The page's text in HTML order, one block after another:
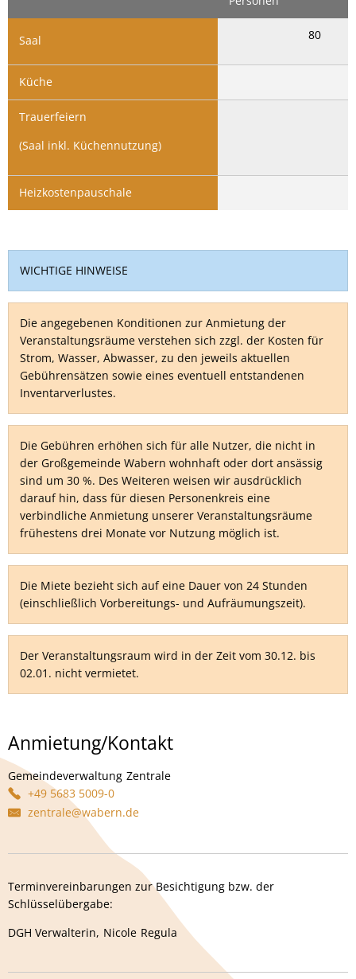
Saal 80
Küche
Trauerfeiern
(Saal inkl. Küchennutzung)
Heizkostenpauschale
WICHTIGE HINWEISE
Die angegebenen Konditionen zur Anmietung der
Veranstaltungsräume verstehen sich zzgl. der Kosten für
Strom, Wasser, Abwasser, zu den jeweils aktuellen
Gebührensätzen sowie eines eventuell entstandenen
Inventarverlustes.
Die Gebühren erhöhen sich für alle Nutzer, die nicht in
der Großgemeinde Wabern wohnhaft oder dort ansässig
sind um 30 %. Des Weiteren weisen wir ausdrücklich
darauf hin, dass für diesen Personenkreis eine
verbindliche Anmietung unserer Veranstaltungsräume
frühestens drei Monate vor Nutzung möglich ist.
Die Miete bezieht sich auf eine Dauer von 24 Stunden
(einschließlich Vorbereitungs- und Aufräumungszeit).
Der Veranstaltungsraum wird in der Zeit vom 30.12. bis
02.01. nicht vermietet.
Anmietung/Kontakt
Gemeindeverwaltung Zentrale
+49 5683 5009-0
zentrale@wabern.de
Terminvereinbarungen zur Besichtigung bzw. der
Schlüsselübergabe:
DGH Verwalterin, Nicole Regula DGH Verwalterin, Nicole Regula